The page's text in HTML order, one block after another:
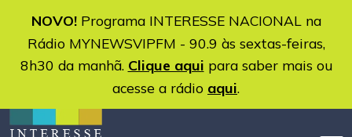
NOVO!Programa INTERESSE NACIONAL na
Rádio MYNEWSVIPFM - 90.9 às sextas-feiras,
8h30 da manhã. Clique aqui para saber mais ou
acesse a rádio aqui.